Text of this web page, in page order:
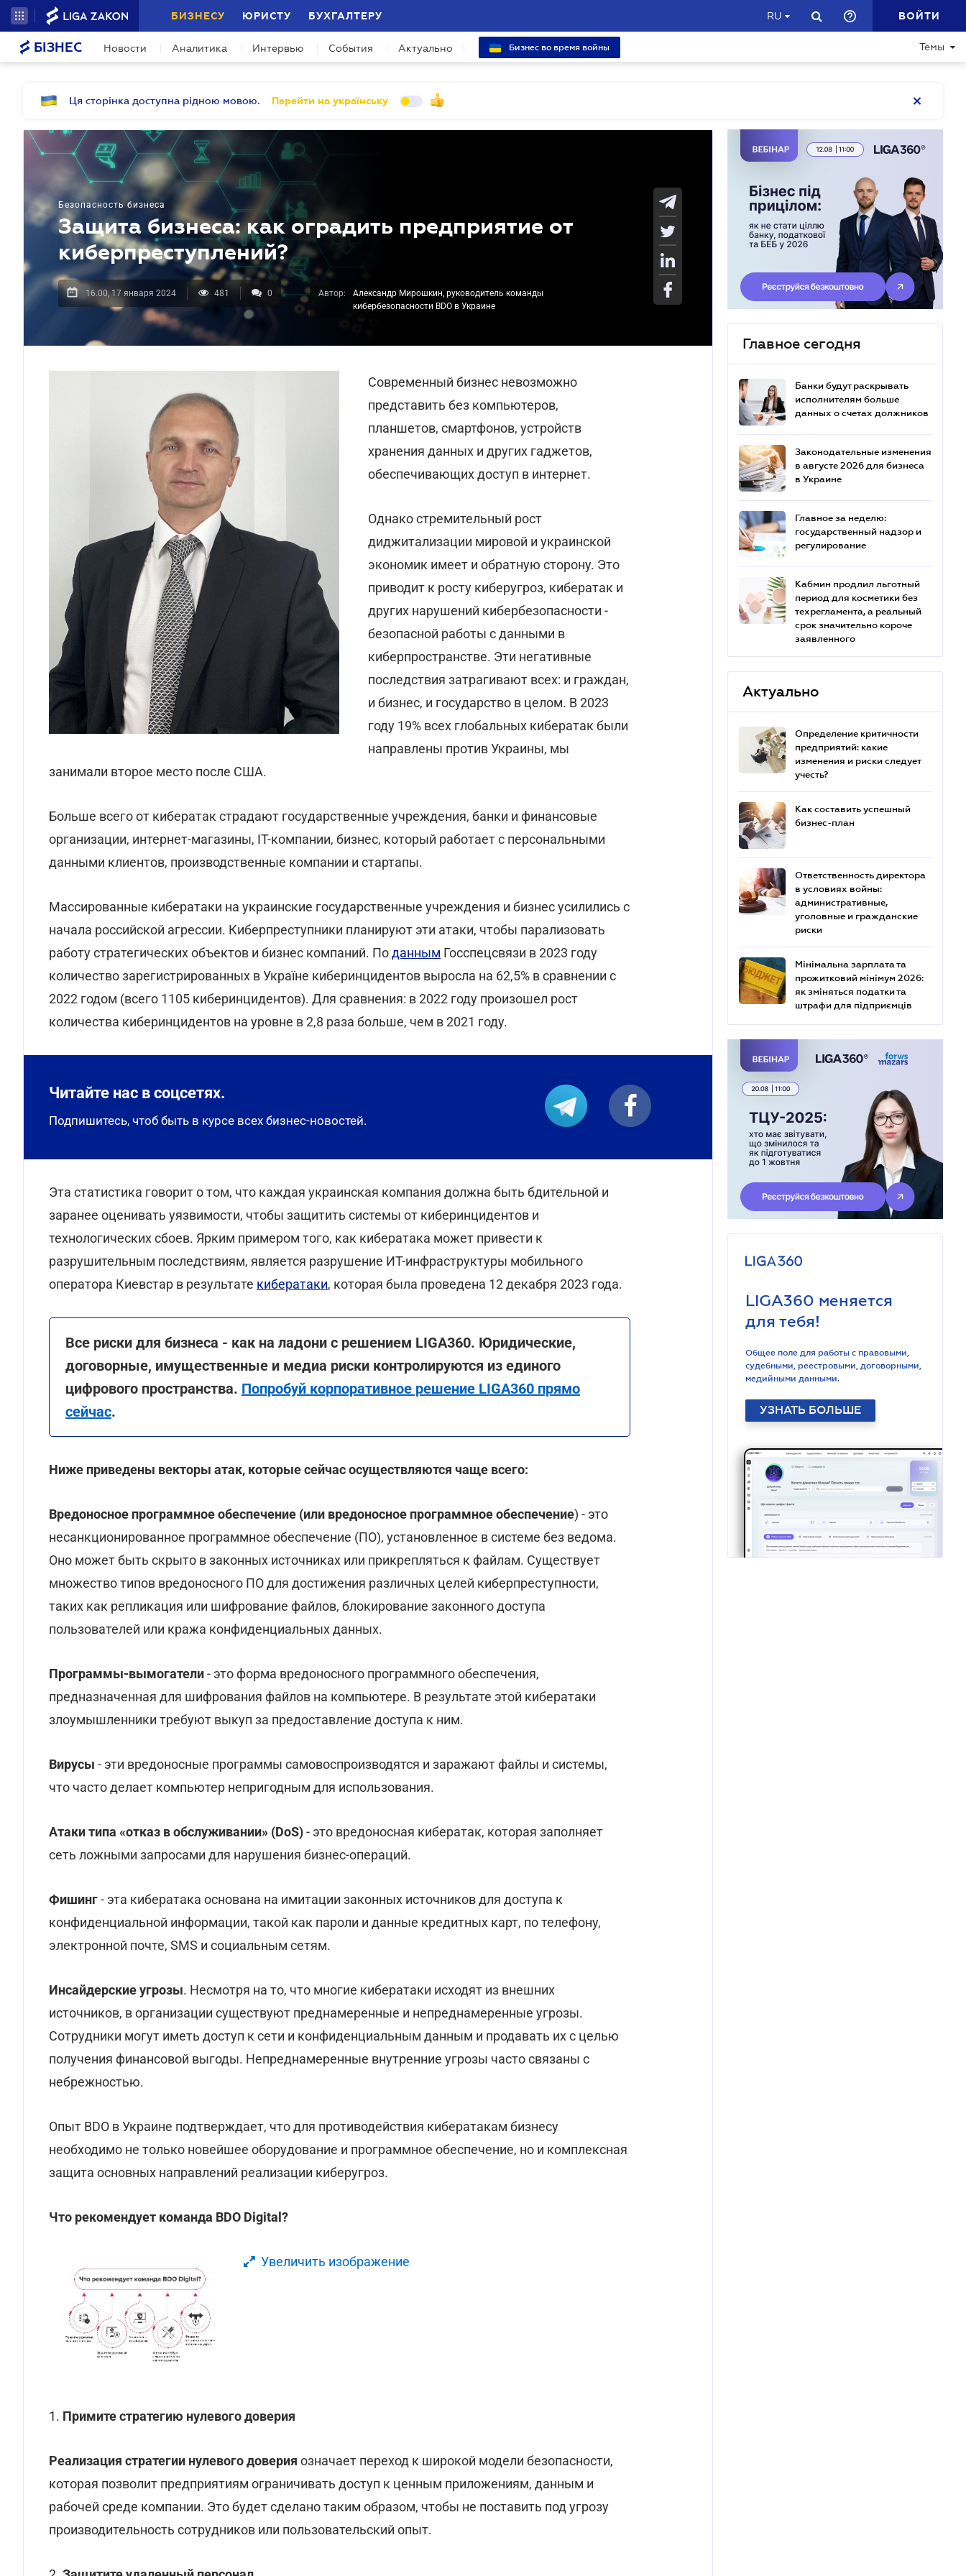
БИЗНЕСУ ЮРИСТУ БУХГАЛТЕРУ RU ВОЙТИ
БІЗНЕС Новости Аналитика Интервью События Актуально Бизнес во время войны Темы
Ця сторінка доступна рідною мовою. Перейти на українську
Безопасность бизнеса
Защита бизнеса: как оградить предприятие от
киберпреступлений?
16.00, 17 января 2024 481 0 Автор:
Александр Мирошкин, руководитель команды
кибербезопасности BDO в Украине
Современный бизнес невозможно
представить без компьютеров,
планшетов, смартфонов, устройств
хранения данных и других гаджетов,
обеспечивающих доступ в интернет.
Однако стремительный рост
диджитализации мировой и украинской
экономик имеет и обратную сторону. Это
приводит к росту киберугроз, кибератак и
других нарушений кибербезопасности -
безопасной работы с данными в
киберпространстве. Эти негативные
последствия затрагивают всех: и граждан,
и бизнес, и государство в целом. В 2023
году 19% всех глобальных кибератак были
направлены против Украины, мы
занимали второе место после США.
Больше всего от кибератак страдают государственные учреждения, банки и финансовые
организации, интернет-магазины, IT-компании, бизнес, который работает с персональными
данными клиентов, производственные компании и стартапы.
Массированные кибератаки на украинские государственные учреждения и бизнес усилились с
начала российской агрессии. Киберпреступники планируют эти атаки, чтобы парализовать
работу стратегических объектов и бизнес компаний. Поданным Госспецсвязи в 2023 году
количество зарегистрированных в Україне киберинцидентов выросла на 62,5% в сравнении с
2022 годом (всего 1105 киберинцидентов). Для сравнения: в 2022 году произошел рост
количества киберинцидентов на уровне в 2,8 раза больше, чем в 2021 году.
Читайте нас в соцсетях.
Подпишитесь, чтоб быть в курсе всех бизнес-новостей.
Эта статистика говорит о том, что каждая украинская компания должна быть бдительной и
заранее оценивать уязвимости, чтобы защитить системы от киберинцидентов и
технологических сбоев. Ярким примером того, как кибератака может привести к
разрушительным последствиям, является разрушение ИТ-инфраструктуры мобильного
оператора Киевстар в результате кибератаки, которая была проведена 12 декабря 2023 года.
Все риски для бизнеса - как на ладони с решением LIGA360. Юридические,
договорные, имущественные и медиа риски контролируются из единого
цифрового пространства. Попробуй корпоративное решение LIGA360 прямо
сейчас.
Ниже приведены векторы атак, которые сейчас осуществляются чаще всего:
Вредоносное программное обеспечение (или вредоносное программное обеспечение) - это
несанкционированное программное обеспечение (ПО), установленное в системе без ведома.
Оно может быть скрыто в законных источниках или прикрепляться к файлам. Существует
множество типов вредоносного ПО для достижения различных целей киберпреступности,
таких как репликация или шифрование файлов, блокирование законного доступа
пользователей или кража конфиденциальных данных.
Программы-вымогатели- это форма вредоносного программного обеспечения,
предназначенная для шифрования файлов на компьютере. В результате этой кибератаки
злоумышленники требуют выкуп за предоставление доступа к ним.
Вирусы - эти вредоносные программы самовоспроизводятся и заражают файлы и системы,
что часто делает компьютер непригодным для использования.
Атаки типа «отказ в обслуживании» (DoS)- это вредоносная кибератак, которая заполняет
сеть ложными запросами для нарушения бизнес-операций.
Фишинг- эта кибератака основана на имитации законных источников для доступа к
конфиденциальной информации, такой как пароли и данные кредитных карт, по телефону,
электронной почте, SMS и социальным сетям.
Инсайдерские угрозы. Несмотря на то, что многие кибератаки исходят из внешних
источников, в организации существуют преднамеренные и непреднамеренные угрозы.
Сотрудники могут иметь доступ к сети и конфиденциальным данным и продавать их с целью
получения финансовой выгоды. Непреднамеренные внутренние угрозы часто связаны с
небрежностью.
Опыт BDO в Украине подтверждает, что для противодействия кибератакам бизнесу
необходимо не только новейшее оборудование и программное обеспечение, но и комплексная
защита основных направлений реализации киберугроз.
Что рекомендует команда BDO Digital?
Увеличить изображение
1. Примите стратегию нулевого доверия
Реализация стратегии нулевого доверия означает переход к широкой модели безопасности,
которая позволит предприятиям ограничивать доступ к ценным приложениям, данным и
рабочей среде компании. Это будет сделано таким образом, чтобы не поставить под угрозу
производительность сотрудников или пользовательский опыт.
Главное сегодня
Банки будут раскрывать
исполнителям больше
данных о счетах должников
Законодательные изменения
в августе 2026 для бизнеса
в Украине
Главное за неделю:
государственный надзор и
регулирование
Кабмин продлил льготный
период для косметики без
техрегламента, а реальный
срок значительно короче
заявленного
Актуально
Определение критичности
предприятий: какие
изменения и риски следует
учесть?
Как составить успешный
бизнес-план
Ответственность директора
в условиях войны:
административные,
уголовные и гражданские
риски
Мінімальна зарплата та
прожитковий мінімум 2026:
як зміняться податки та
штрафи для підприємців
LIGA360 меняется
для тебя!
Общее поле для работы с правовыми,
судебными, реестровыми, договорными,
медийными данными.
УЗНАТЬ БОЛЬШЕ